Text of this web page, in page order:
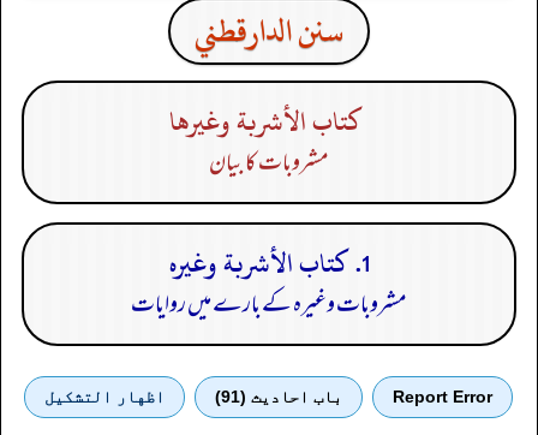
سنن الدارقطني
كتاب الأشربة وغيرها
مشروبات کا بیان
1. كتاب الأشربة وغيره
مشروبات وغیرہ کے بارے میں روایات
Report Error باب احادیث (91) اظهار التشكيل